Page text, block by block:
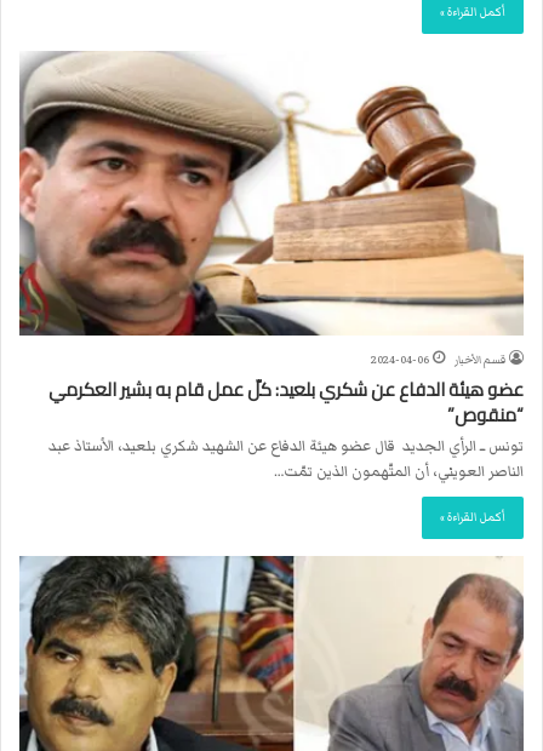
أكمل القراءة »
قسم الأخبار 2024-04-06
عضو هيئة الدفاع عن شكري بلعيد: كلّ عمل قام به بشير العكرمي
“منقوص”
تونس ــ الرأي الجديد قال عضو هيئة الدفاع عن الشهيد شكري بلعيد، الأستاذ عبد
الناصر العويني، أن المتّهمون الذين تمّت…
أكمل القراءة »